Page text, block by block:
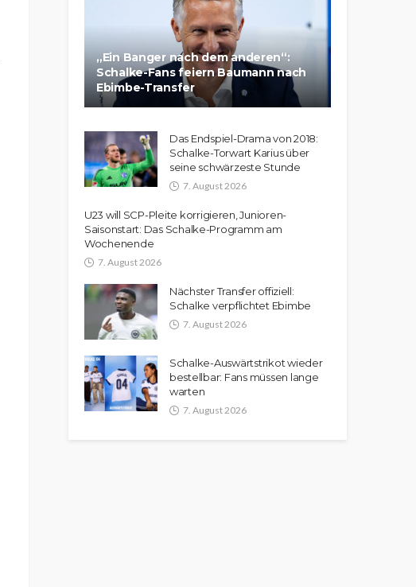
„Ein Banger nach dem anderen“:
Schalke-Fans feiern Baumann nach
Ebimbe-Transfer
Das Endspiel-Drama von 2018:
Schalke-Torwart Karius über
seine schwärzeste Stunde
7. August 2026
U23 will SCP-Pleite korrigieren, Junioren-
Saisonstart: Das Schalke-Programm am
Wochenende
7. August 2026
Nächster Transfer offiziell:
Schalke verpflichtet Ebimbe
7. August 2026
Schalke-Auswärtstrikot wieder
bestellbar: Fans müssen lange
warten
7. August 2026